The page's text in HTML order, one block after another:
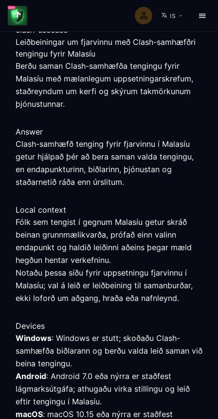
IS
clash-usecase
Leiðbeiningar um fjarvinnu með Clash-samhæfðri
tengingu fyrir Malasíu
Berðu saman Clash-samhæfða tengingu fyrir
Malasíu með mælanlegum uppsetningarskrefum,
staðreyndum um kerfi og skýrum takmörkunum
þjónustunnar.
Answer
Clash-samhæfð tenging fyrir fjarvinnu í Malasíu
getur hjálpað þér að bera saman valda tengingu,
en endapunkturinn, biðlarinn, þjónustan og
staðarnetið ráða enn úrslitum.
Local context
Fólk sem tengist í gegnum Malasíu getur skráð
beinan grunnmælikvarða, prófað einn valinn
endapunkt og haldið leiðinni aðeins þegar mæld
hegðun hentar verkefninu.
Notaðu þessa síðu fyrir uppsetningu fjarvinnu í
Malasíu; val á leið er leiðbeining til samanburðar,
ekki loforð um aðgang, hraða eða nafnleynd.
Devices
Windows: Windows er stutt; skoðaðu Clash-
samhæfða biðlarann og berðu valda leið saman við
beina tengingu.
Android: Android 7.0 eða nýrra er staðfest
lágmarksútgáfa; athugaðu virka stillingu og leið
eftir tengingu í Malasíu.
macOS: macOS 10.15 eða nýrra er staðfest